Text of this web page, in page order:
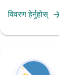
विवरण हेर्नुहोस्